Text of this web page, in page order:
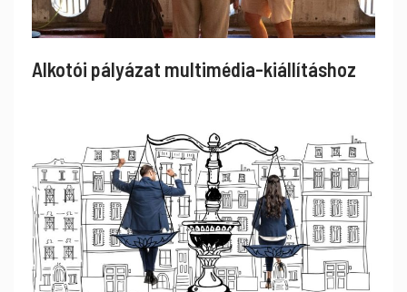
Alkotói pályázat multimédia-kiállításhoz